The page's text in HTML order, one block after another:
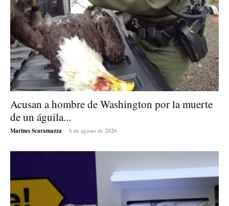
Acusan a hombre de Washington por la muerte
de un águila...
Marines Scaramazza - 6 de agosto de 2026